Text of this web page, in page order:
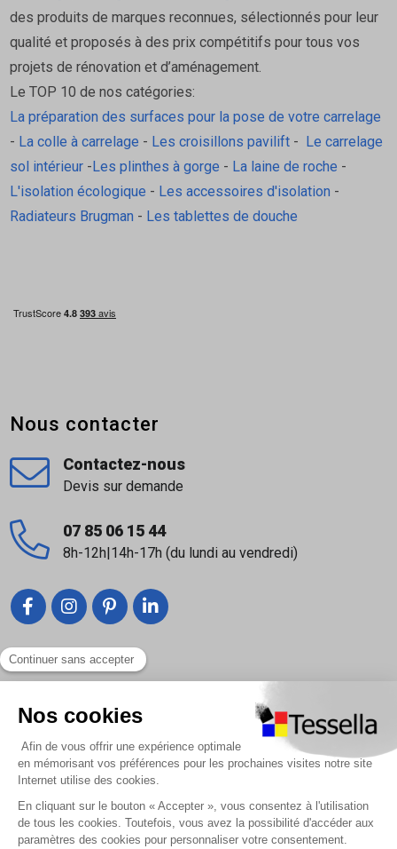
des produits de marques reconnues, sélectionnés pour leur
qualité et proposés à des prix compétitifs pour tous vos
projets de rénovation et d’aménagement.
Le TOP 10 de nos catégories:
La préparation des surfaces pour la pose de votre carrelage
- La colle à carrelage - Les croisillons pavilift- Le carrelage
sol intérieur-Les plinthes à gorge - La laine de roche -
L'isolation écologique - Les accessoires d'isolation -
Radiateurs Brugman - Les tablettes de douche
Liens utiles
Nous contacter
À propos
Paiement sécurisé
Livraison | Retour client
Nos tutos
Nous contacter
Contactez-nous
Devis sur demande
07 85 06 15 44
8h-12h|14h-17h (du lundi au vendredi)